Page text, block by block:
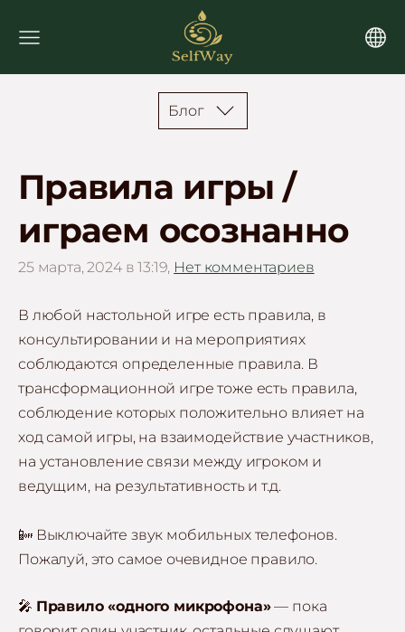
Блог
Правила игры /
играем осознанно
25 марта, 2024 в 13:19, Нет комментариев
В любой настольной игре есть правила, в
консультировании и на мероприятиях
соблюдаются определенные правила. В
трансформационной игре тоже есть правила,
соблюдение которых положительно влияет на
ход самой игры, на взаимодействие участников,
на установление связи между игроком и
ведущим, на результативность и т.д.
📴 Выключайте звук мобильных телефонов.
Пожалуй, это самое очевидное правило.
🎤 Правило «одного микрофона»— пока